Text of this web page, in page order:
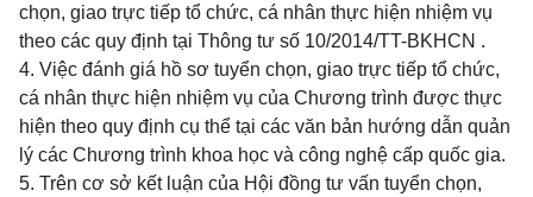
chọn, giao trực tiếp tổ chức, cá nhân thực hiện nhiệm vụ
theo các quy định tại Thông tư số 10/2014/TT-BKHCN .
4. Việc đánh giá hồ sơ tuyển chọn, giao trực tiếp tổ chức,
cá nhân thực hiện nhiệm vụ của Chương trình được thực
hiện theo quy định cụ thể tại các văn bản hướng dẫn quản
lý các Chương trình khoa học và công nghệ cấp quốc gia.
5. Trên cơ sở kết luận của Hội đồng tư vấn tuyển chọn,